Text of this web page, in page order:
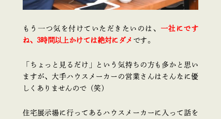
もう一つ気を付けていただきたいのは、 一社にです
ね、3時間以上かけては絶対にダメ です。
「ちょっと見るだけ」という気持ちの方も多かと思い
ますが、大手ハウスメーカーの営業さんはそんなに優
しくありませんので（笑）
住宅展示場に行ってあるハウスメーカーに入って話を